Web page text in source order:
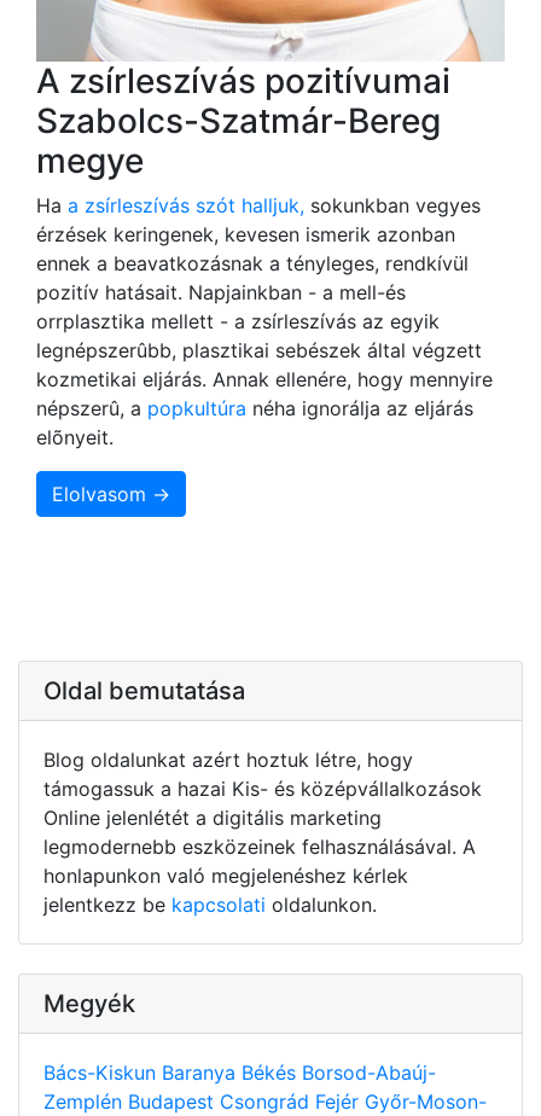
A zsírleszívás pozitívumai
Szabolcs-Szatmár-Bereg
megye
Ha a zsírleszívás szót halljuk, sokunkban vegyes
érzések keringenek, kevesen ismerik azonban
ennek a beavatkozásnak a tényleges, rendkívül
pozitív hatásait. Napjainkban - a mell-és
orrplasztika mellett - a zsírleszívás az egyik
legnépszerûbb, plasztikai sebészek által végzett
kozmetikai eljárás. Annak ellenére, hogy mennyire
népszerû, a popkultúra néha ignorálja az eljárás
elõnyeit.
Elolvasom →
Oldal bemutatása
Blog oldalunkat azért hoztuk létre, hogy
támogassuk a hazai Kis- és középvállalkozások
Online jelenlétét a digitális marketing
legmodernebb eszközeinek felhasználásával. A
honlapunkon való megjelenéshez kérlek
jelentkezz be kapcsolati oldalunkon.
Megyék
Bács-Kiskun Baranya Békés Borsod-Abaúj-
Zemplén Budapest Csongrád Fejér Győr-Moson-